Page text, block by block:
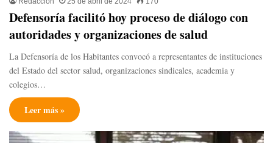
Defensoría facilitó hoy proceso de diálogo con
autoridades y organizaciones de salud
La Defensoría de los Habitantes convocó a representantes de instituciones
del Estado del sector salud, organizaciones sindicales, academia y
colegios…
Leer más »